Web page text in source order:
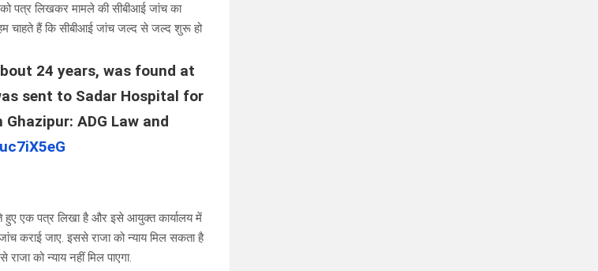
को पत्र लिखकर मामले की सीबीआई जांच का
चाहते हैं कि सीबीआई जांच जल्द से जल्द शुरू हो
24 years, was found at
sent to Sadar Hospital for
ADG Law and
हुए एक पत्र लिखा है और इसे आयुक्त कार्यालय में
कराई जाए. इससे राजा को न्याय मिल सकता है
को न्याय नहीं मिल पाएगा.